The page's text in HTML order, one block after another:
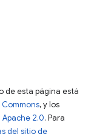
de esta página está
, y los
2.0. Para
del sitio de